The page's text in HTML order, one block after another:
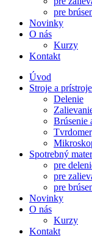
pre
Novinky
O nás
Kurzy
Kontakt
Úvod
Stroje a prístroje
Delenie
Brúsenie
Spotrebný
pre
pre
pre
Novinky
O nás
Kurzy
Kontakt